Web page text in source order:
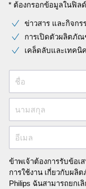
* ต้องกรอกข้อมูลในฟิล
ข่าวสาร และกิจกร
การเปิดตัวผลิตภั
เคล็ดลับและเทคนิ
ชื่อ
นามสกุล
อีเมล
ข้าพเจ้าต้องการรับข้อ
การใช้งาน เกี่ยวกับผลิ
Philips ฉันสามารถยกเ